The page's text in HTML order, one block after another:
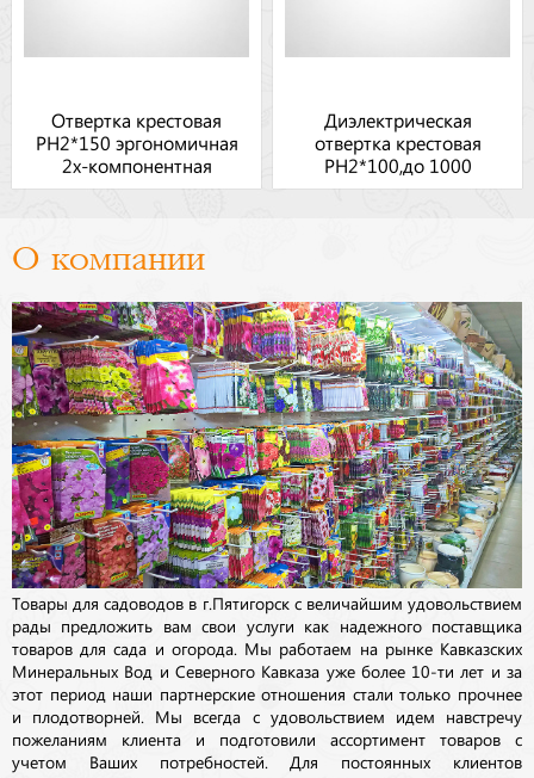
Отвертка крестовая
PH2*150 эргономичная
2х-компонентная
рукоятка
Диэлектрическая
отвертка крестовая
РН2*100,до 1000
О компании
Товары для садоводов в г.Пятигорск с величайшим удовольствием
рады предложить вам свои услуги как надежного поставщика
товаров для сада и огорода. Мы работаем на рынке Кавказских
Минеральных Вод и Северного Кавказа уже более 10-ти лет и за
этот период наши партнерские отношения стали только прочнее
и плодотворней. Мы всегда с удовольствием идем навстречу
пожеланиям клиента и подготовили ассортимент товаров с
учетом Ваших потребностей. Для постоянных клиентов